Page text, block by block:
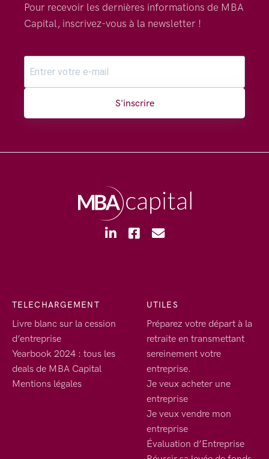
Pour recevoir les dernières informations de MBA
Capital, inscrivez-vous à la newsletter !
S'inscrire
TELECHARGEMENT
Livre blanc sur la cession
d’entreprise
Yearbook 2024 : tous les
deals de MBA Capital
Mentions légales
UTILES
Préparez votre départ à la
retraite en transmettant
sereinement votre
entreprise.
Je veux acheter une
entreprise
Je veux vendre mon
entreprise
Évaluation d’Entreprise